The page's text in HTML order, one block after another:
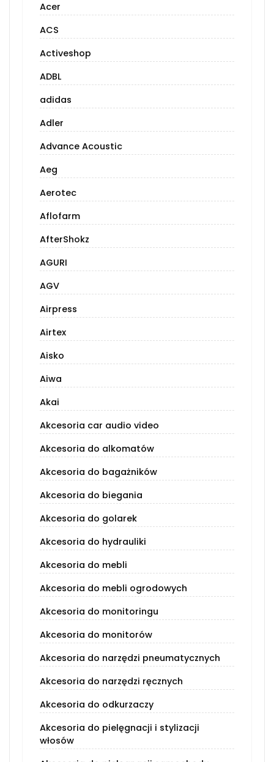
Acer
ACS
Activeshop
ADBL
adidas
Adler
Advance Acoustic
Aeg
Aerotec
Aflofarm
AfterShokz
AGURI
AGV
Airpress
Airtex
Aisko
Aiwa
Akai
Akcesoria car audio video
Akcesoria do alkomatów
Akcesoria do bagażników
Akcesoria do biegania
Akcesoria do golarek
Akcesoria do hydrauliki
Akcesoria do mebli
Akcesoria do mebli ogrodowych
Akcesoria do monitoringu
Akcesoria do monitorów
Akcesoria do narzędzi pneumatycznych
Akcesoria do narzędzi ręcznych
Akcesoria do odkurzaczy
Akcesoria do pielęgnacji i stylizacji
włosów